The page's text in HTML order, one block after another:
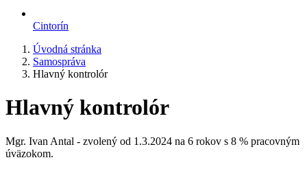
Cintorín
Úvodná stránka
Samospráva
Hlavný kontrolór
Hlavný kontrolór
Mgr. Ivan Antal - zvolený od 1.3.2024 na 6 rokov s 8 % pracovným
úväzokom.